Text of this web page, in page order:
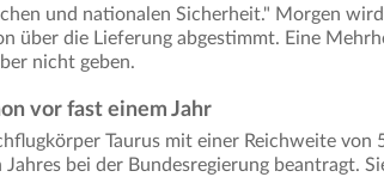
und nationalen Sicherheit." Morgen
über die Lieferung abgestimmt. Eine
nicht geben.
vor fast einem Jahr
Taurus mit einer Reichweite von
bei der Bundesregierung beantragt.